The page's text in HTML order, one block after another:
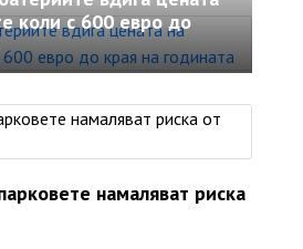
коли с 600 евро до
намаляват риска